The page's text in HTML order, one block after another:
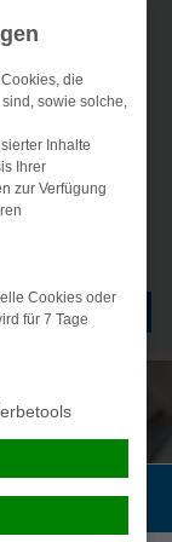
die
sowie solche,
Inhalte
Ihrer
zur Verfügung
Cookies oder
für 7 Tage